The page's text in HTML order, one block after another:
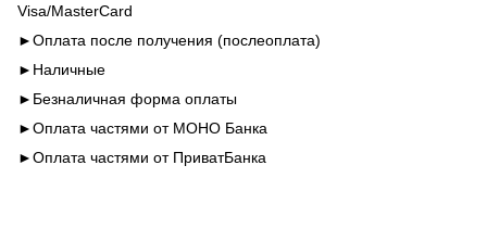
Visa/MasterCard
►Оплата после получения (послеоплата)
►Наличные
►Безналичная форма оплаты
►Оплата частями от МОНО Банка
►Оплата частями от ПриватБанка